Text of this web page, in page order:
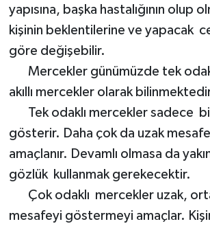
yapısına, başka hastalığının olup
kişinin beklentilerine ve yapacak
göre değişebilir.
Mercekler günümüzde tek
akıllı mercekler olarak
Tek odaklı mercekler sadece
gösterir. Daha çok da uzak
amaçlanır. Devamlı olmasa da
gözlük kullanmak gerekecektir.
Çok odaklı mercekler uzak,
mesafeyi göstermeyi amaçlar.